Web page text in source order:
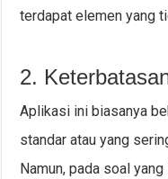
terdapat elemen yang
2.
Aplikasi ini biasanya
standar atau yang
Namun, pada soal